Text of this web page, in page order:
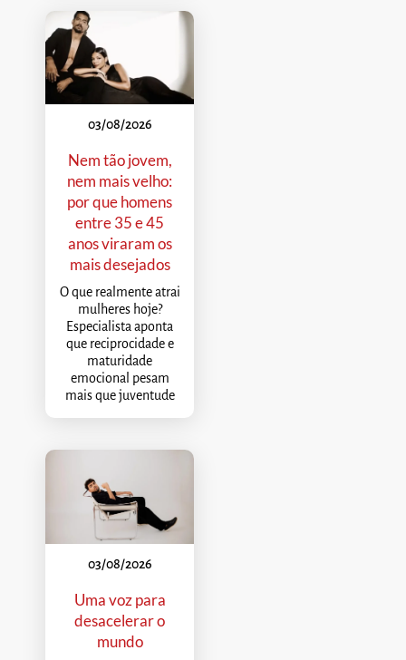
03/08/2026
Nem tão jovem,
nem mais velho:
por que homens
entre 35 e 45
anos viraram os
mais desejados
O que realmente atrai
mulheres hoje?
Especialista aponta
que reciprocidade e
maturidade
emocional pesam
mais que juventude
03/08/2026
Uma voz para
desacelerar o
mundo